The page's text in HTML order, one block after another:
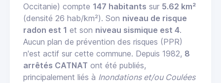
Occitanie) compte 147 habitants sur 5.62 km²
(densité 26 hab/km²). Son niveau de risque
radon est 1 et son niveau sismique est 4.
Aucun plan de prévention des risques (PPR)
n'est actif sur cette commune. Depuis 1982, 8
arrêtés CATNAT ont été publiés,
principalement liés à Inondations et/ou Coulées